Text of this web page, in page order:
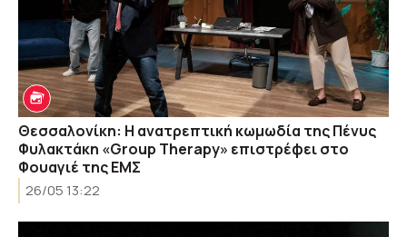
Θεσσαλονίκη: Η ανατρεπτική κωμωδία της Πένυς
Φυλακτάκη «Group Therapy» επιστρέφει στο
Φουαγιέ της ΕΜΣ
26/05 13:22